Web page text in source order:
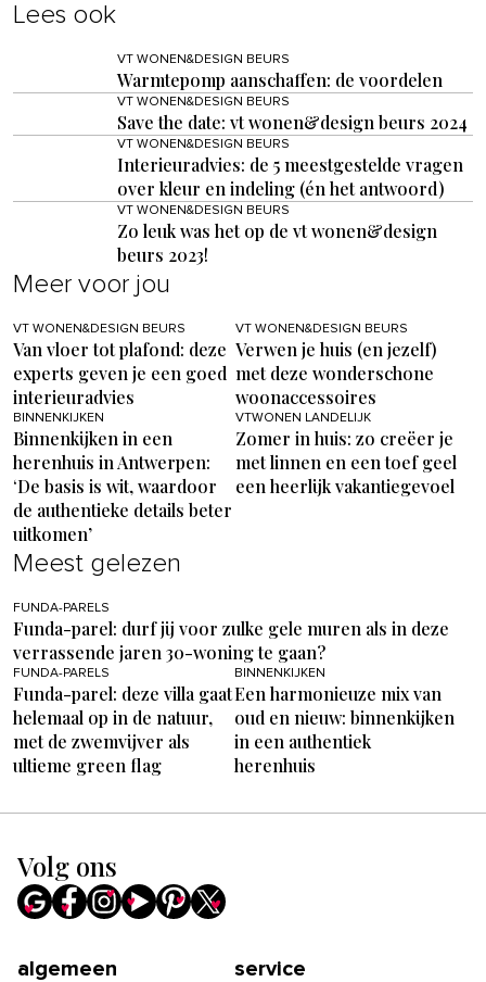
Lees ook
VT WONEN&DESIGN BEURS
Warmtepomp aanschaffen: de voordelen
VT WONEN&DESIGN BEURS
Save the date: vt wonen&design beurs 2024
VT WONEN&DESIGN BEURS
Interieuradvies: de 5 meestgestelde vragen
over kleur en indeling (én het antwoord)
VT WONEN&DESIGN BEURS
Zo leuk was het op de vt wonen&design
beurs 2023!
Meer voor jou
VT WONEN&DESIGN BEURS
Van vloer tot plafond: deze
experts geven je een goed
interieuradvies
VT WONEN&DESIGN BEURS
Verwen je huis (en jezelf)
met deze wonderschone
woonaccessoires
BINNENKIJKEN
Binnenkijken in een
herenhuis in Antwerpen:
‘De basis is wit, waardoor
de authentieke details beter
uitkomen’
VTWONEN LANDELIJK
Zomer in huis: zo creëer je
met linnen en een toef geel
een heerlijk vakantiegevoel
Meest gelezen
FUNDA-PARELS
Funda-parel: durf jij voor zulke gele muren als in deze
verrassende jaren 30-woning te gaan?
FUNDA-PARELS
Funda-parel: deze villa gaat
helemaal op in de natuur,
met de zwemvijver als
ultieme green flag
BINNENKIJKEN
Een harmonieuze mix van
oud en nieuw: binnenkijken
in een authentiek
herenhuis
Volg ons
algemeen
service